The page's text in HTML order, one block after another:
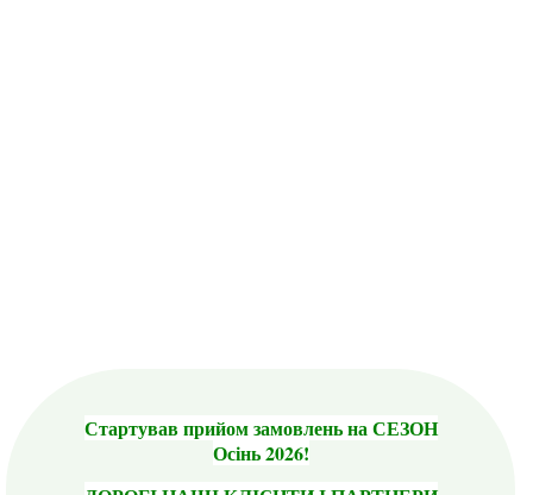
Стартував прийом замовлень на СЕЗОН
Осінь 2026!